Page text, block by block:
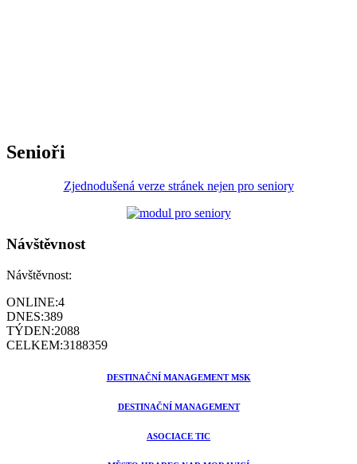
Senioři
Zjednodušená verze stránek nejen pro seniory
Návštěvnost
Návštěvnost:
ONLINE:4
DNES:389
TÝDEN:2088
CELKEM:3188359
DESTINAČNÍ MANAGEMENT MSK
DESTINAČNÍ MANAGEMENT
ASOCIACE TIC